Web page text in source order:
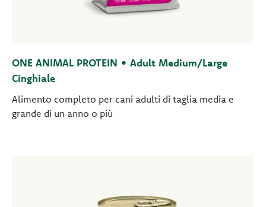
ONE ANIMAL PROTEIN • Adult Medium/Large
Cinghiale
Alimento completo per cani adulti di taglia media e
grande di un anno o più